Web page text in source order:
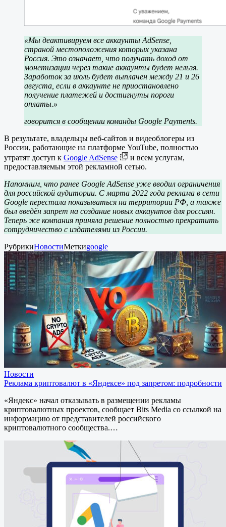
«Мы деактивируем все аккаунты AdSense,
страной местоположения которых указана
Россия. Это означает, что получать доход от
монетизации через такие аккаунты будет нельзя.
Заработок за июль будет выплачен между 21 и 26
августа, если в аккаунте не приостановлено
получение платежей и достигнуты пороги
оплаты.»
говорится в сообщении команды Google Payments.
В результате, владельцы веб-сайтов и видеоблогеры из
России, работающие на платформе YouTube, полностью
утратят доступ к Google AdSense
и всем услугам,
предоставляемым этой рекламной сетью.
Напомним, что ранее Google AdSense уже вводил ограничения
для российской аудитории. С марта 2022 года реклама в сети
Google перестала показываться на территории РФ, а также
был введён запрет на создание новых аккаунтов для россиян.
Теперь же компания приняла решение полностью прекратить
сотрудничество с издателями из России.
РубрикиНовостиМеткиgoogle
Новости
Реклама криптовалют в «Яндексе» под запретом: подробности
«Яндекс» начал отказывать в размещении рекламы
криптовалютных проектов, сообщает Bits Media со ссылкой на
информацию от представителей российского
криптовалютного сообщества.…